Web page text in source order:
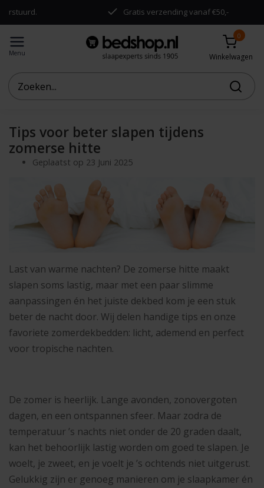
Gratis verzending vanaf €50,-
Menu
0
Winkelwagen
Tips voor beter slapen tijdens
zomerse hitte
Geplaatst op 23 Juni 2025
Last van warme nachten? De zomerse hitte maakt
slapen soms lastig, maar met een paar slimme
aanpassingen én het juiste dekbed kom je een stuk
beter de nacht door. Wij delen handige tips en onze
favoriete zomerdekbedden: licht, ademend en perfect
voor tropische nachten.
De zomer is heerlijk. Lange avonden, zonovergoten
dagen, en een ontspannen sfeer. Maar zodra de
temperatuur ’s nachts niet onder de 20 graden daalt,
kan het behoorlijk lastig worden om goed te slapen. Je
woelt, je zweet, en je voelt je ’s ochtends niet uitgerust.
Gelukkig zijn er genoeg manieren om je slaapkamer én